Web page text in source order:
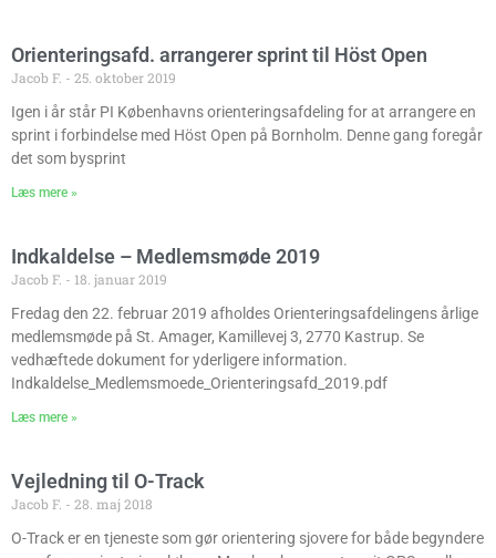
Orienteringsafd. arrangerer sprint til Höst Open
Jacob F.
25. oktober 2019
Igen i år står PI Københavns orienteringsafdeling for at arrangere en
sprint i forbindelse med Höst Open på Bornholm. Denne gang foregår
det som bysprint
Læs mere »
Indkaldelse – Medlemsmøde 2019
Jacob F.
18. januar 2019
Fredag den 22. februar 2019 afholdes Orienteringsafdelingens årlige
medlemsmøde på St. Amager, Kamillevej 3, 2770 Kastrup. Se
vedhæftede dokument for yderligere information.
Indkaldelse_Medlemsmoede_Orienteringsafd_2019.pdf
Læs mere »
Vejledning til O-Track
Jacob F.
28. maj 2018
O-Track er en tjeneste som gør orientering sjovere for både begyndere